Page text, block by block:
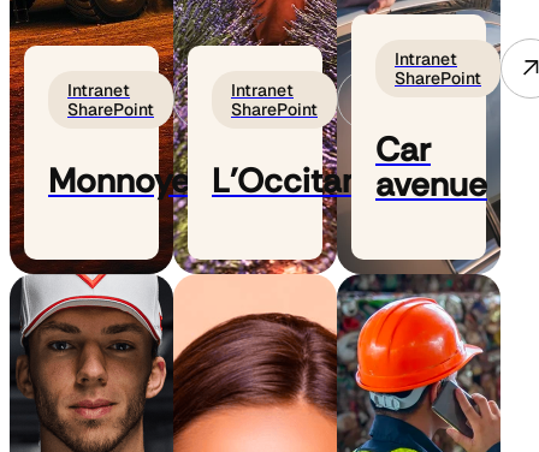
Intranet
SharePoint
Monnoyeur
Intranet
SharePoint
L'Occitane
Intranet
SharePoint
Car
avenue